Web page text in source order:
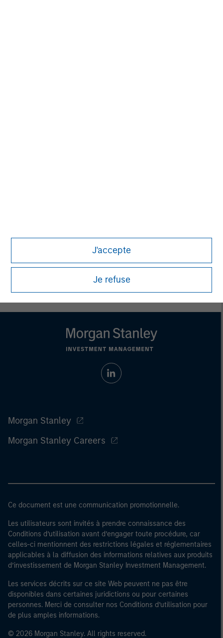
J'accepte
Je refuse
Morgan Stanley
Morgan Stanley Careers
Ce document est une communication promotionnelle.
Les utilisateurs sont invités à prendre connaissance des
Conditions d’utilisation avant d’engager toute procédure, car
celles-ci mentionnent des restrictions légales et réglementaires
applicables à la diffusion des informations relatives aux produits
d’investissement de Morgan Stanley Investment Management.
Les services décrits sur ce site Web peuvent ne pas être
disponibles dans certaines juridictions ou pour certaines
personnes. Merci de consulter nos Conditions d’utilisation pour
de plus amples informations.
© 2026 Morgan Stanley. All rights reserved.